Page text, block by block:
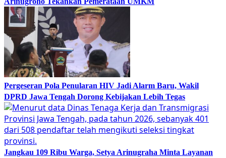
Pergeseran Pola Penularan HIV Jadi Alarm Baru, Wakil
DPRD Jawa Tengah Dorong Kebijakan Lebih Tegas
Jangkau 109 Ribu Warga, Setya Arinugraha Minta Layanan